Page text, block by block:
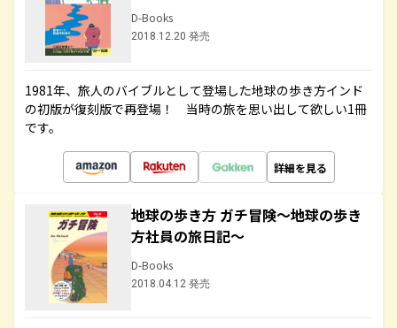
D-Books
2018.12.20 発売
1981年、旅人のバイブルとして登場した地球の歩き方インド
の初版が復刻版で再登場！ 当時の旅を思い出して欲しい1冊
です。
詳細を見る
地球の歩き方 ガチ冒険～地球の歩き
方社員の旅日記～
D-Books
2018.04.12 発売